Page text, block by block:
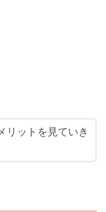
リットを見ていき